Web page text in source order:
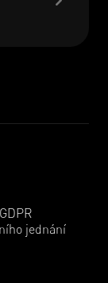
jednání